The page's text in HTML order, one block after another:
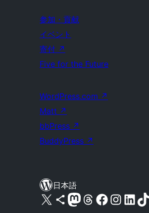
参加・貢献
イベント
寄付 ↗
Five for the Future
WordPress.com ↗
Matt ↗
bbPress ↗
BuddyPress ↗
日本語
X (旧 Twitter) アカウントへ Bluesky アカウントへ Mastodon アカウントへ Threads アカウントへ Facebook ページへ Instagram アカウントへ LinkedIn アカウントへTikTok アカウントへ